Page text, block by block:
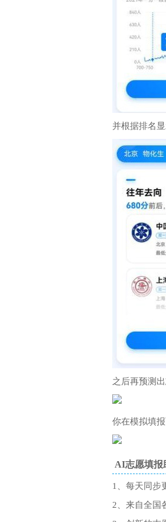
并根据排名
之后再预测
你在模拟填
AI志愿填报
1、每天同步
2、来自全国